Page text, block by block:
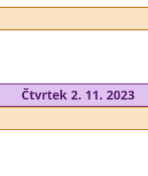
Čtvrtek 2. 11. 2023